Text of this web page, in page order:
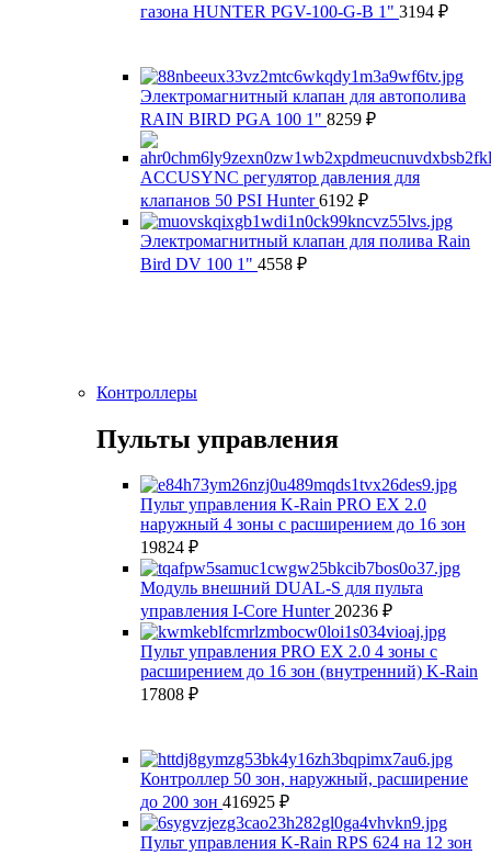
газона HUNTER PGV-100-G-B 1" 3194 ₽
Электромагнитный клапан для автополива
RAIN BIRD PGA 100 1" 8259 ₽
ACCUSYNC регулятор давления для
клапанов 50 PSI Hunter6192 ₽
Электромагнитный клапан для полива Rain
Bird DV 100 1" 4558 ₽
Контроллеры
Пульты управления
Пульт управления K-Rain PRO EX 2.0
наружный 4 зоны с расширением до 16 зон
19824 ₽
Модуль внешний DUAL-S для пульта
управления I-Core Hunter20236 ₽
Пульт управления PRO EX 2.0 4 зоны с
расширением до 16 зон (внутренний) K-Rain
17808 ₽
Контроллер 50 зон, наружный, расширение
до 200 зон 416925 ₽
Пульт управления K-Rain RPS 624 на 12 зон